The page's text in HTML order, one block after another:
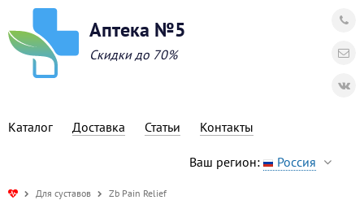
Аптека №5
Скидки до 70%
Каталог Доставка Статьи Контакты
Ваш регион: Россия
Для суставов Zb Pain Relief